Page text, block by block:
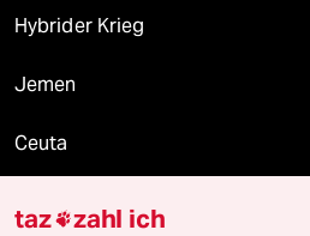
Hybrider Krieg
Jemen
Ceuta
taz zahl ich